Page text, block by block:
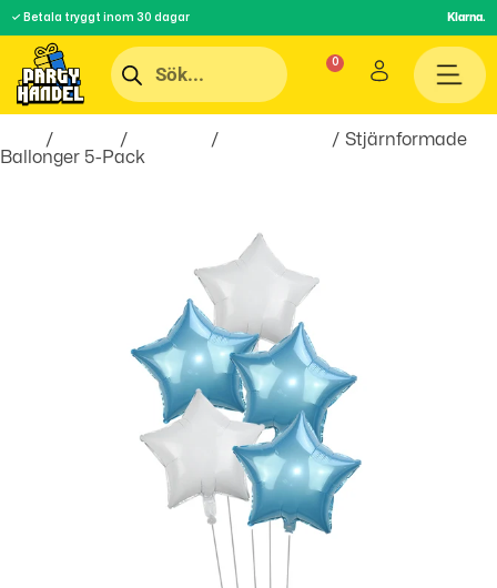
✓ Betala tryggt inom 30 dagar Klarna.
/ / /
/ Stjärnformade
Ballonger 5-Pack